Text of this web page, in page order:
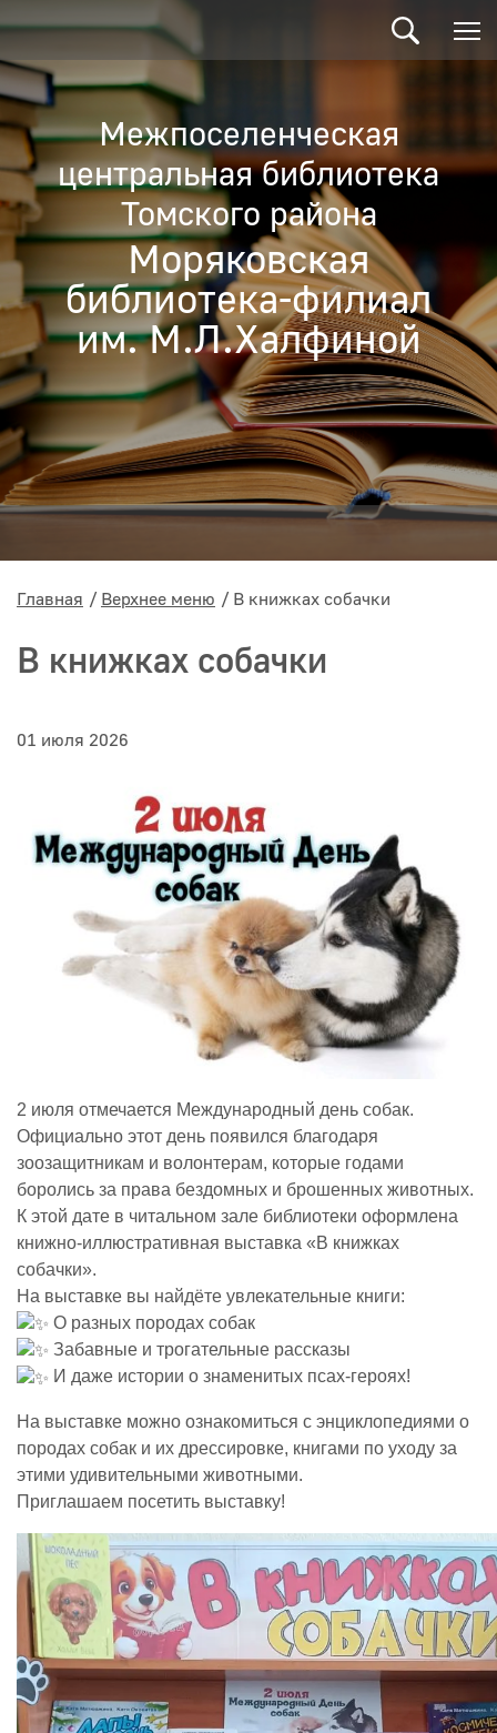
Межпоселенческая
центральная библиотека
Томского района
Моряковская
библиотека-филиал
им. М.Л.Халфиной
Главная Верхнее меню В книжках собачки
В книжках собачки
01 июля 2026
2 июля отмечается Международный день собак.
Официально этот день появился благодаря
зоозащитникам и волонтерам, которые годами
боролись за права бездомных и брошенных животных.
К этой дате в читальном зале библиотеки оформлена
книжно-иллюстративная выставка «В книжках
собачки».
На выставке вы найдёте увлекательные книги:
О разных породах собак
Забавные и трогательные рассказы
И даже истории о знаменитых псах-героях!
На выставке можно ознакомиться с энциклопедиями о
породах собак и их дрессировке, книгами по уходу за
этими удивительными животными.
Приглашаем посетить выставку!